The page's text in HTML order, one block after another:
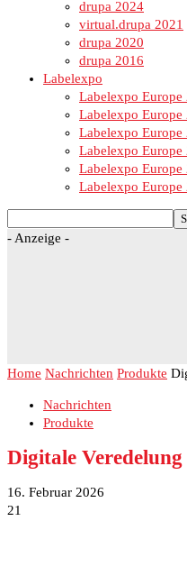
drupa 2024
virtual.drupa 2021
drupa 2020
drupa 2016
Labelexpo
Labelexpo Europe
Labelexpo Europe
Labelexpo Europe
Labelexpo Europe
Labelexpo Europe
Labelexpo Europe
- Anzeige -
Home Nachrichten Produkte
Nachrichten
Produkte
Digitale
16. Februar 2026
21